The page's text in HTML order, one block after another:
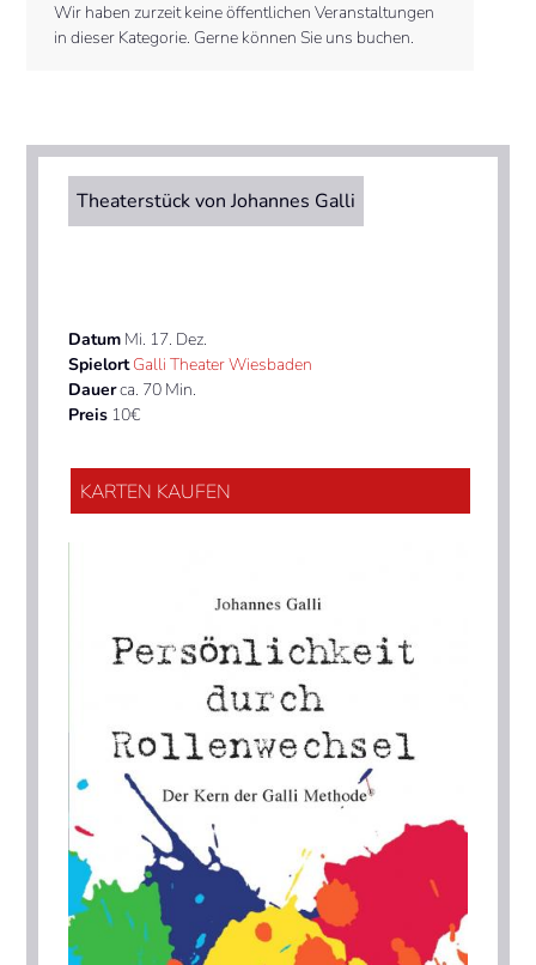
Wir haben zurzeit keine öffentlichen Veranstaltungen
in dieser Kategorie. Gerne können Sie uns buchen.
Theaterstück von Johannes Galli
Datum Mi. 17. Dez.
SpielortGalli Theater Wiesbaden
Dauerca. 70 Min.
Preis 10€
KARTEN KAUFEN